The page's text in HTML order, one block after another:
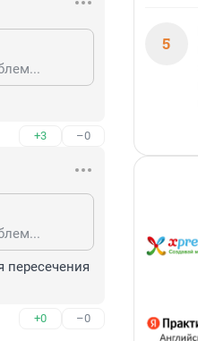
+3 –0
пересечения
+0 –0
5